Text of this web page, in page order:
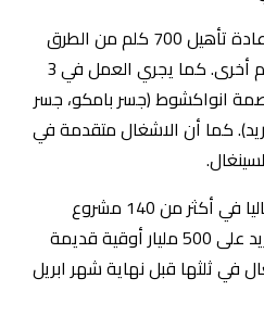
وفي مجال الطرق، تم إنجاز وإعادة تأهيل 700 كلم من الطرق
وتتقدم الأشغال في 1450 كلم أخرى. كما يجري العمل في 3
انواكشوط (جسر بامكو، جسر
كما أن الاشغال متقدمة في
من جهة أخري يجري العمل حاليا في أكثر من 140 مشروع
استثماري كبير كلفة انجازها تزيد على 500 مليار أوقية قديمة
في ثلثها قبل نهاية شهر ابريل